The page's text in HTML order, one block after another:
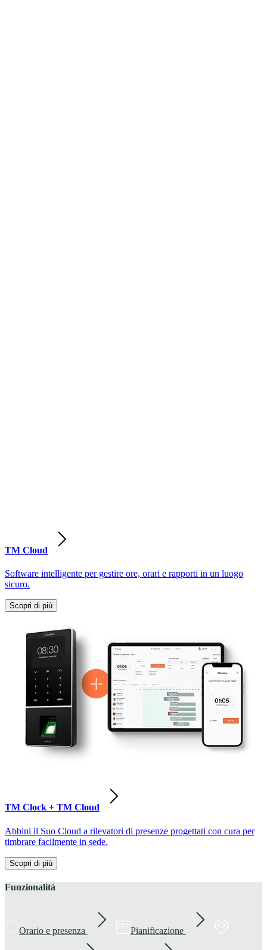
TM Cloud
Software intelligente per gestire ore, orari e rapporti in un luogo
sicuro.
Scopri di più
TM Clock + TM Cloud
Abbini il Suo Cloud a rilevatori di presenze progettati con cura per
timbrare facilmente in sede.
Scopri di più
Funzionalità
Orario e presenza Pianificazione